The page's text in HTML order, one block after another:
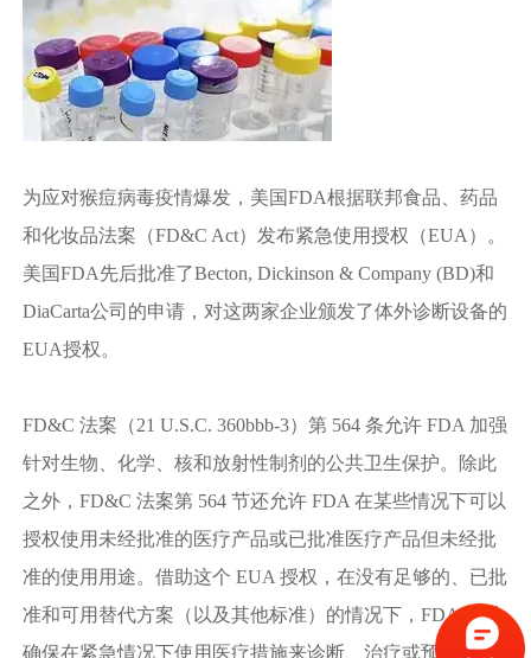
为应对猴痘病毒疫情爆发，美国FDA根据联邦食品、药品
和化妆品法案（FD&C Act）发布紧急使用授权（EUA）。
美国FDA先后批准了Becton, Dickinson & Company (BD)和
DiaCarta公司的申请，对这两家企业颁发了体外诊断设备的
EUA授权。
FD&C 法案（21 U.S.C. 360bbb-3）第 564 条允许 FDA 加强
针对生物、化学、核和放射性制剂的公共卫生保护。除此
之外，FD&C 法案第 564 节还允许 FDA 在某些情况下可以
授权使用未经批准的医疗产品或已批准医疗产品但未经批
准的使用用途。借助这个 EUA 授权，在没有足够的、已批
准和可用替代方案（以及其他标准）的情况下，FDA 可以
确保在紧急情况下使用医疗措施来诊断、治疗或预防由生